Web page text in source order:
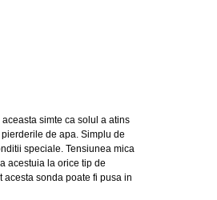
simte ca solul a atins
de apa. Simplu de
speciale. Tensiunea mica
acestuia la orice tip de
acesta sonda poate fi pusa in